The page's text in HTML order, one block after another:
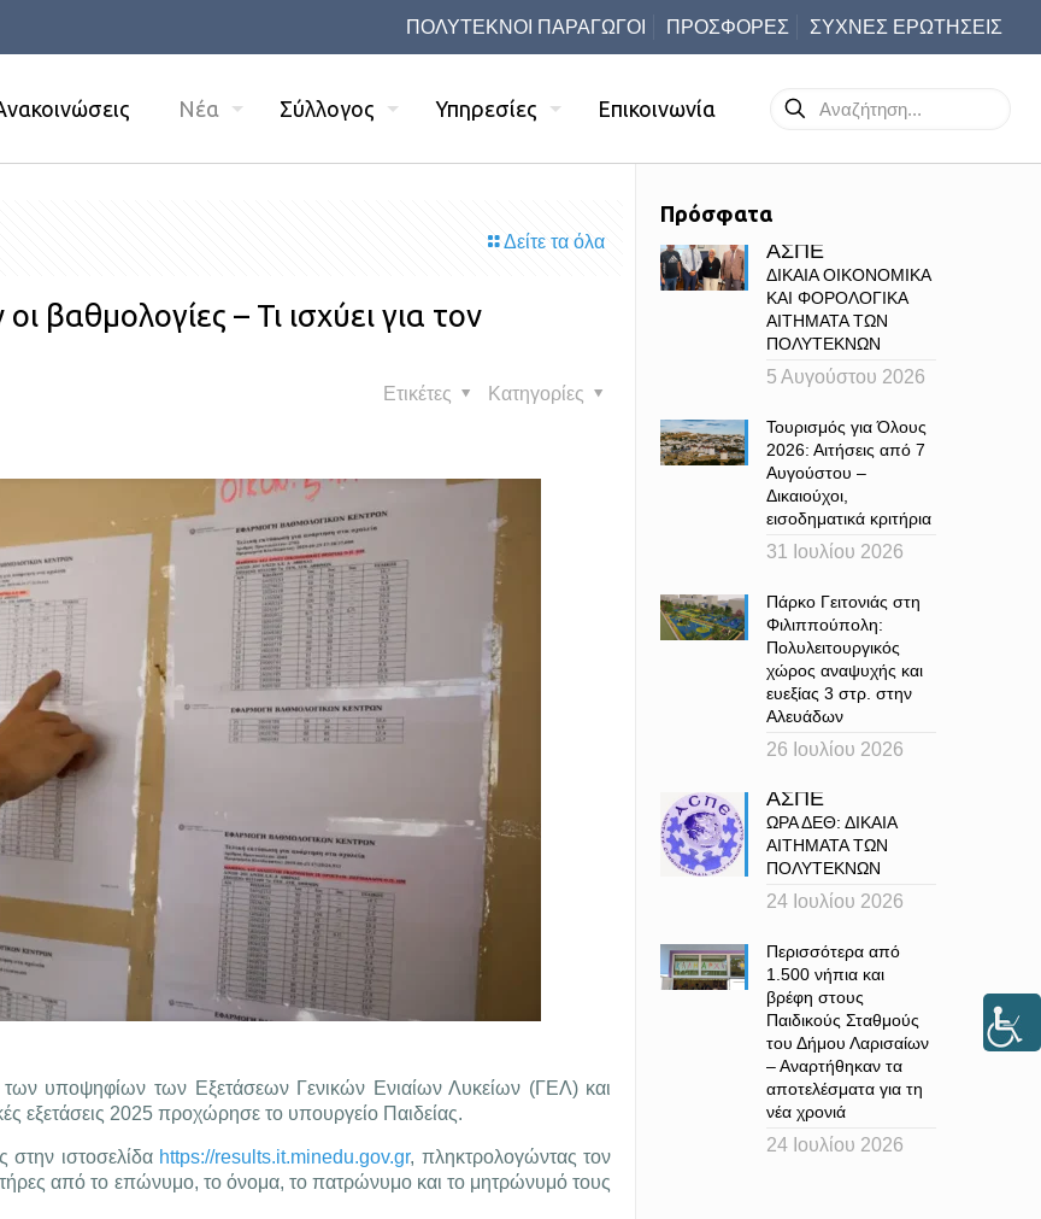
ΠΟΛΥΤΕΚΝΟΙ ΠΑΡΑΓΩΓΟΙ ΠΡΟΣΦΟΡΕΣ ΣΥΧΝΕΣ ΕΡΩΤΗΣΕΙΣ
Νέα Σύλλογος Υπηρεσίες Επικοινωνία
Δείτε τα όλα
βαθμολογίες – Τι ισχύει για τον
Κατηγορίες
Ετικέτες
υποψηφίων των Εξετάσεων Γενικών Ενιαίων Λυκείων (ΓΕΛ) και
εξετάσεις 2025 προχώρησε το υπουργείο Παιδείας.
ιστοσελίδα https://results.it.minedu.gov.gr, πληκτρολογώντας τον
από το επώνυμο, το όνομα, το πατρώνυμο και το μητρώνυμό τους
Πρόσφατα
ΑΣΠΕ
ΔΙΚΑΙΑ ΟΙΚΟΝΟΜΙΚΑ
ΚΑΙ ΦΟΡΟΛΟΓΙΚΑ
ΑΙΤΗΜΑΤΑ ΤΩΝ
ΠΟΛΥΤΕΚΝΩΝ
5 Αυγούστου 2026
Τουρισμός για Όλους
2026: Αιτήσεις από 7
Αυγούστου –
Δικαιούχοι,
εισοδηματικά κριτήρια
31 Ιουλίου 2026
Πάρκο Γειτονιάς στη
Φιλιππούπολη:
Πολυλειτουργικός
χώρος αναψυχής και
ευεξίας 3 στρ. στην
Αλευάδων
26 Ιουλίου 2026
ΑΣΠΕ
ΩΡΑ ΔΕΘ: ΔΙΚΑΙΑ
ΑΙΤΗΜΑΤΑ ΤΩΝ
ΠΟΛΥΤΕΚΝΩΝ
24 Ιουλίου 2026
Περισσότερα από
1.500 νήπια και
βρέφη στους
Παιδικούς Σταθμούς
του Δήμου Λαρισαίων
– Αναρτήθηκαν τα
αποτελέσματα για τη
νέα χρονιά
24 Ιουλίου 2026